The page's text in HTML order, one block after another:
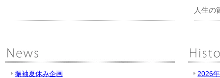
人生の
振袖夏休み企画
2026